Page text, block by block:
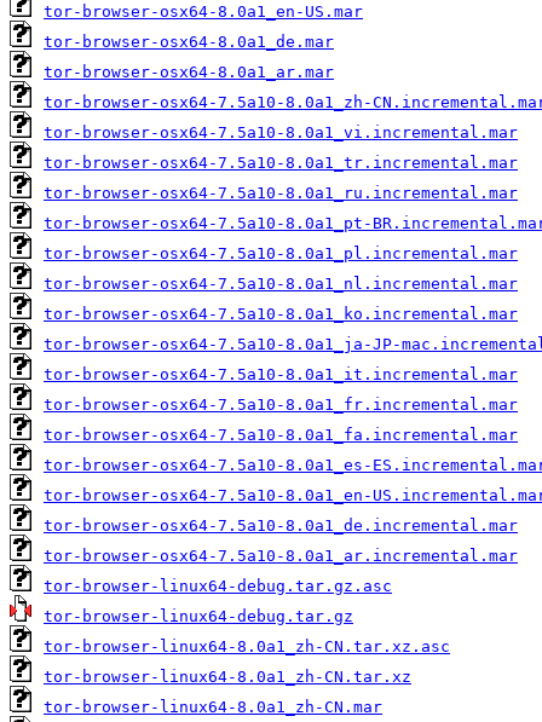
tor-browser-osx64-8.0a1_en-US.mar
tor-browser-osx64-8.0a1_de.mar
tor-browser-osx64-8.0a1_ar.mar
tor-browser-osx64-7.5a10-8.0a1_zh-
tor-browser-osx64-7.5a10-8.0a1_vi.incremental.mar
tor-browser-osx64-7.5a10-8.0a1_tr.incremental.mar
tor-browser-osx64-7.5a10-8.0a1_ru.incremental.mar
tor-browser-osx64-7.5a10-8.0a1_pt-
tor-browser-osx64-7.5a10-8.0a1_pl.incremental.mar
tor-browser-osx64-7.5a10-8.0a1_nl.incremental.mar
tor-browser-osx64-7.5a10-8.0a1_ko.incremental.mar
tor-browser-osx64-7.5a10-8.0a1_ja-JP-
tor-browser-osx64-7.5a10-8.0a1_it.incremental.mar
tor-browser-osx64-7.5a10-8.0a1_fr.incremental.mar
tor-browser-osx64-7.5a10-8.0a1_fa.incremental.mar
tor-browser-osx64-7.5a10-8.0a1_es-
tor-browser-osx64-7.5a10-8.0a1_en-
tor-browser-osx64-7.5a10-8.0a1_de.incremental.mar
tor-browser-osx64-7.5a10-8.0a1_ar.incremental.mar
tor-browser-linux64-debug.tar.gz.asc
tor-browser-linux64-debug.tar.gz
tor-browser-linux64-8.0a1_zh-CN.tar.xz.asc
tor-browser-linux64-8.0a1_zh-CN.tar.xz
tor-browser-linux64-8.0a1_zh-CN.mar